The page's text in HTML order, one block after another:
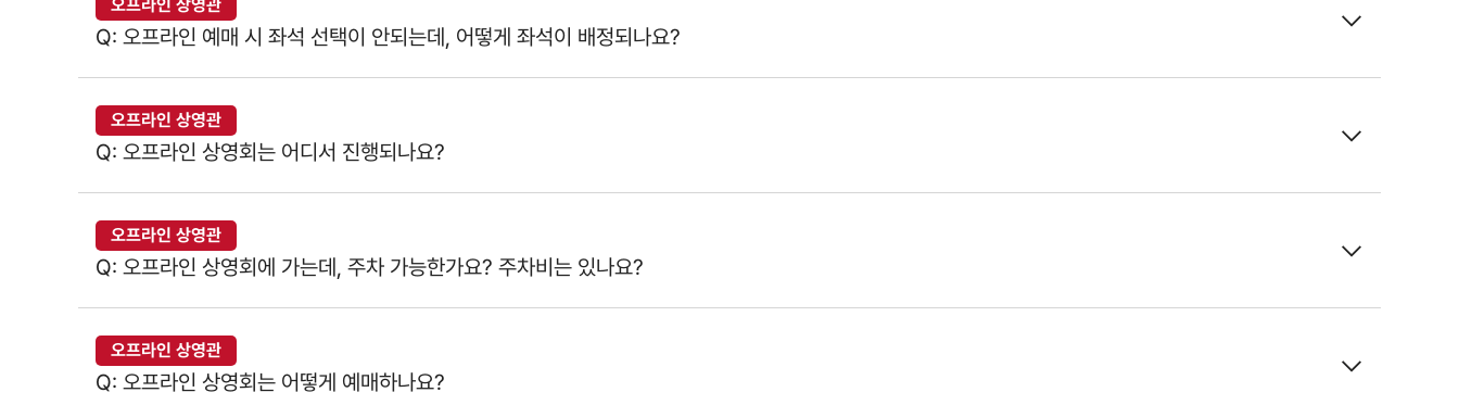
오프라인 상영관
Q: 오프라인 예매 시 좌석 선택이 안되는데, 어떻게 좌석이 배정되나요?
오프라인 상영관
Q: 오프라인 상영회는 어디서 진행되나요?
오프라인 상영관
Q: 오프라인 상영회에 가는데, 주차 가능한가요? 주차비는 있나요?
오프라인 상영관
Q: 오프라인 상영회는 어떻게 예매하나요?